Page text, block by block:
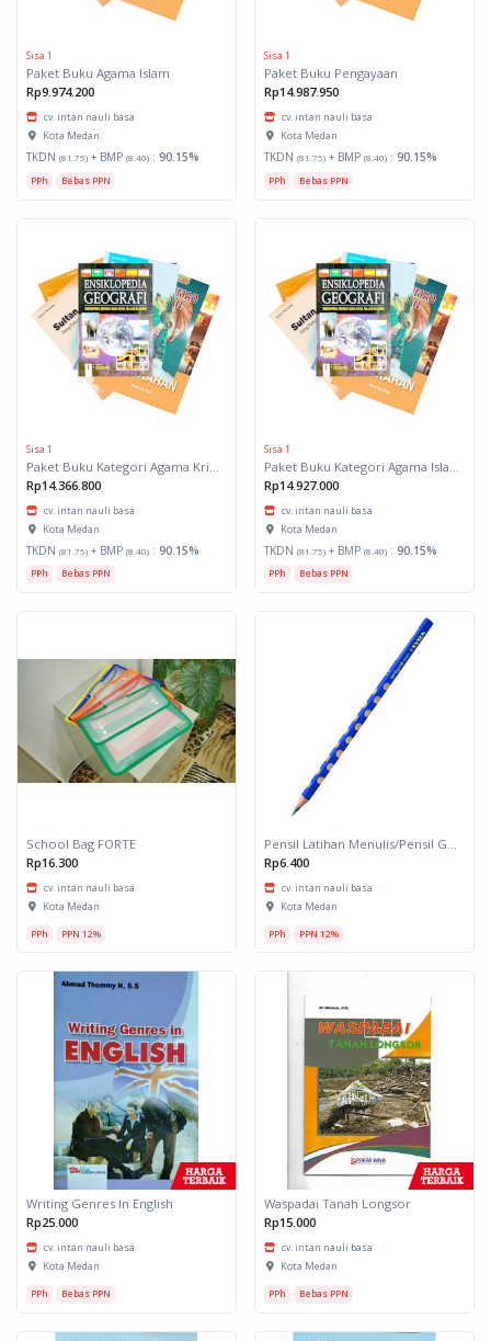
Sisa 1
Paket Buku Agama Islam
Rp9.974.200
cv. intan nauli basa
Kota Medan
TKDN (81.75) + BMP (8.40) : 90.15%
PPh Bebas PPN
Sisa 1
Paket Buku Pengayaan
Rp14.987.950
cv. intan nauli basa
Kota Medan
TKDN (81.75) + BMP (8.40) : 90.15%
PPh Bebas PPN
Sisa 1
Rp14.366.800
cv. intan nauli basa
Kota Medan
TKDN (81.75) + BMP (8.40) : 90.15%
PPh Bebas PPN
Sisa 1
Rp14.927.000
cv. intan nauli basa
Kota Medan
TKDN (81.75) + BMP (8.40) : 90.15%
PPh Bebas PPN
School Bag FORTE
Rp16.300
cv. intan nauli basa
Kota Medan
PPh PPN 12%
Rp6.400
cv. intan nauli basa
Kota Medan
PPh PPN 12%
Writing Genres In English
Rp25.000
cv. intan nauli basa
Kota Medan
PPh Bebas PPN
Waspadai Tanah Longsor
Rp15.000
cv. intan nauli basa
Kota Medan
PPh Bebas PPN